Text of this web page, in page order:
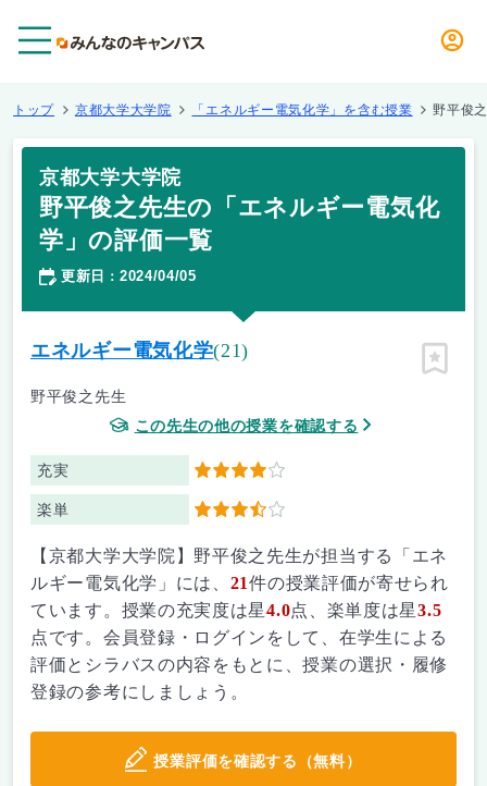
トップ 京都大学大学院 「エネルギー電気化学」を含む授業 野平俊
京都大学大学院
野平俊之先生の「エネルギー電気化
学」の評価一覧
更新日 ： 2024/04/05
エネルギー電気化学(21)
野平俊之先生
この先生の他の授業を確認する
充実 4
楽単 3.5
ピン留
【京都大学大学院】野平俊之先生が担当する「エネ
ルギー電気化学」には、 21件の授業評価が寄せられ
ています。授業の充実度は星4.0点、楽単度は星3.5
点です。会員登録・ログインをして、在学生による
評価とシラバスの内容をもとに、授業の選択・履修
登録の参考にしましょう。
授業評価を確認する（無料）